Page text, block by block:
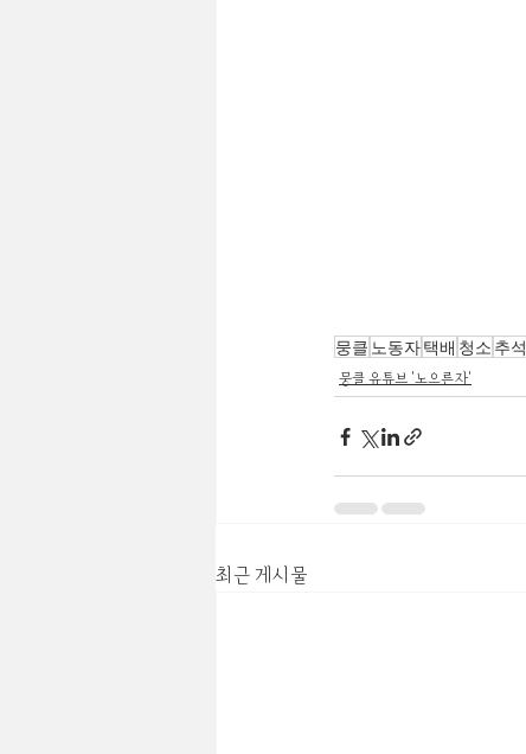
뭉클 노동자택배 청소 추석
뭉클 유튜브 '노으른자'
최근 게시물